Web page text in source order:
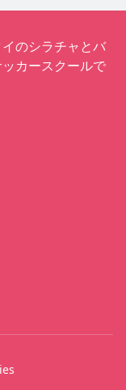
のシラチャとバ
カースクールで